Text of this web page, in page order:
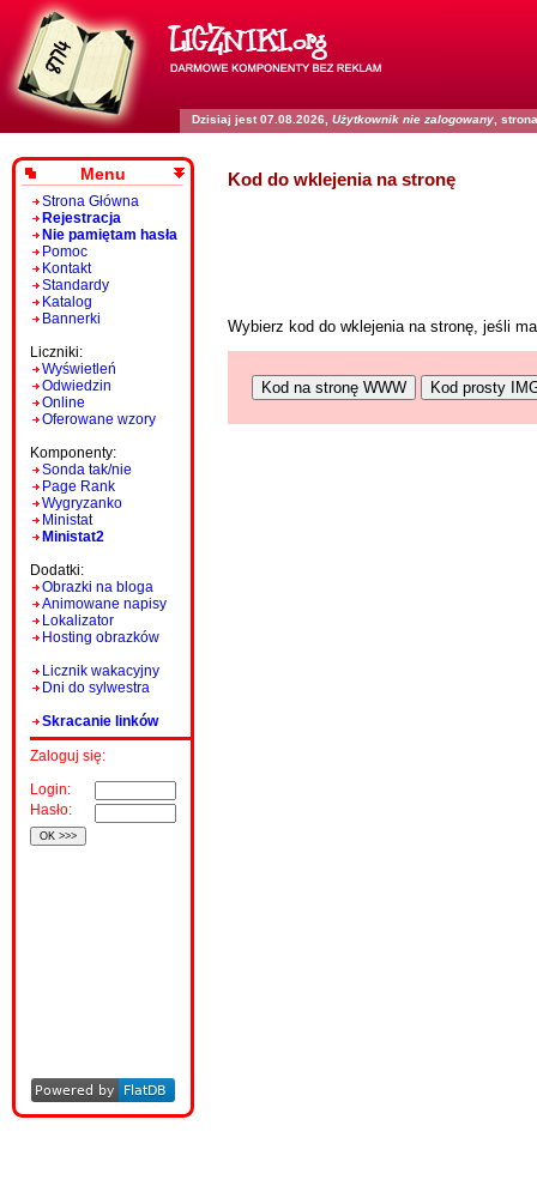
Dzisiaj jest 07.08.2026, Użytkownik nie zalogowany ,
Menu
Strona Główna
Rejestracja
Nie pamiętam hasła
Pomoc
Kontakt
Standardy
Katalog
Bannerki
Liczniki:
Wyświetleń
Odwiedzin
Online
Oferowane wzory
Komponenty:
Sonda tak/nie
Page Rank
Wygryzanko
Ministat
Ministat2
Dodatki:
Obrazki na bloga
Animowane napisy
Lokalizator
Hosting obrazków
Licznik wakacyjny
Dni do sylwestra
Skracanie linków
Zaloguj się:
Login:
Hasło:
Kod do wklejenia na stronę
Wybierz kod do wklejenia na stronę, jeśli
Kod na stronę WWW Kod prosty